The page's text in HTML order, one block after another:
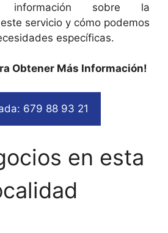
información sobre la
servicio y cómo podemos
específicas.
Obtener Más Información!
679 88 93 21
en esta